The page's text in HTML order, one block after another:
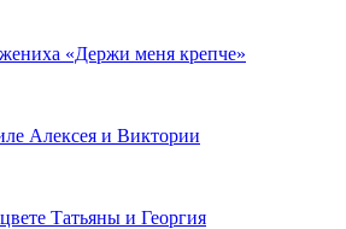
«Держи меня крепче»
Алексея и Виктории
Татьяны и Георгия